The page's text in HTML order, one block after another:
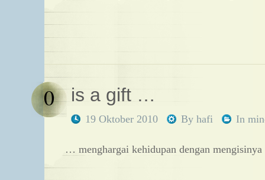
is a gift …
19 Oktober 2010 By hafi
0
In
… menghargai kehidupan dengan